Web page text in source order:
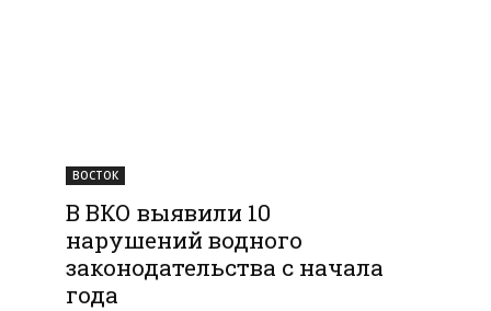
ВОСТОК
В ВКО выявили 10
нарушений водного
законодательства с начала
года